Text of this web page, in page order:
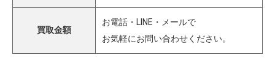
買取金額
お電話・LINE・メールで
お気軽にお問い合わせください。